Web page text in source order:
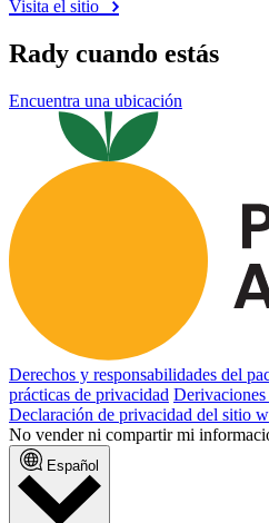
Visita el sitio
Rady cuando estás
Encuentra una ubicación
Derechos y responsabilidades del
prácticas de privacidad Derivaciones
Declaración de privacidad del sitio
No vender ni compartir mi
Español